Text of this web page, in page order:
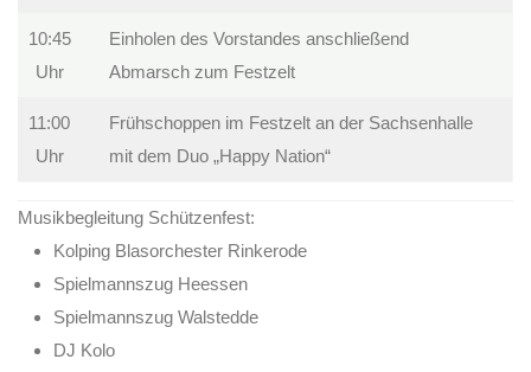
10:45
Uhr
Einholen des Vorstandes anschließend
Abmarsch zum Festzelt
11:00
Uhr
Frühschoppen im Festzelt an der Sachsenhalle
mit dem Duo „Happy Nation“
Musikbegleitung Schützenfest:
Kolping Blasorchester Rinkerode
⁠Spielmannszug Heessen
Spielmannszug Walstedde
⁠DJ Kolo